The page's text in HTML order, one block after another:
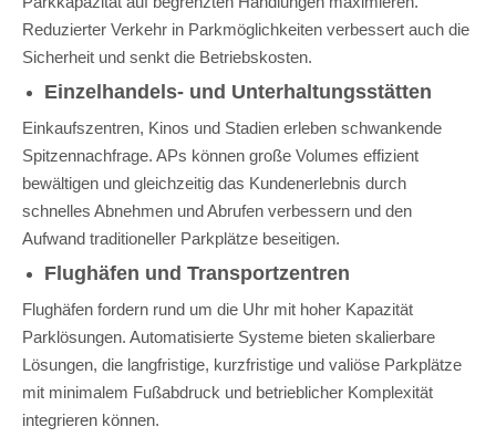
Reduzierter Verkehr in Parkmöglichkeiten verbessert auch die
Sicherheit und senkt die Betriebskosten.
Einzelhandels- und Unterhaltungsstätten
Einkaufszentren, Kinos und Stadien erleben schwankende
Spitzennachfrage. APs können große Volumes effizient
bewältigen und gleichzeitig das Kundenerlebnis durch
schnelles Abnehmen und Abrufen verbessern und den
Aufwand traditioneller Parkplätze beseitigen.
Flughäfen und Transportzentren
Flughäfen fordern rund um die Uhr mit hoher Kapazität
Parklösungen. Automatisierte Systeme bieten skalierbare
Lösungen, die langfristige, kurzfristige und valiöse Parkplätze
mit minimalem Fußabdruck und betrieblicher Komplexität
integrieren können.